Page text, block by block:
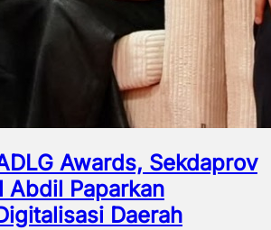
Awards, Sekdaprov
Abdil Paparkan
Daerah